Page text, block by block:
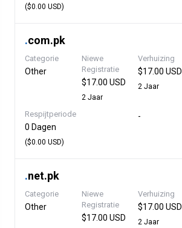
($0.00 USD)
.com.pk
Categorie
Other
Niewe
Registratie
$17.00 USD
2 Jaar
Verhuizing
$17.00 USD
2 Jaar
Respijtperiode
0 Dagen
($0.00 USD)
-
.net.pk
Categorie
Other
Niewe
Registratie
$17.00 USD
Verhuizing
$17.00 USD
2 Jaar